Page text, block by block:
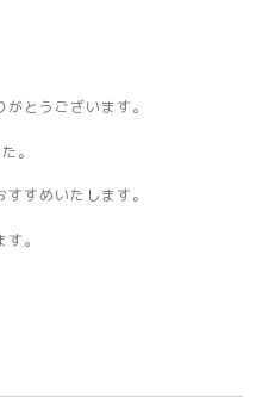
とうございます。
。
すめいたします。
。